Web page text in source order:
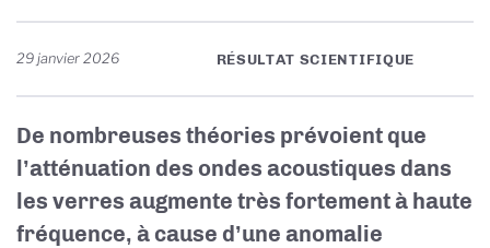
29 janvier 2026 RÉSULTAT SCIENTIFIQUE
De nombreuses théories prévoient que
l’atténuation des ondes acoustiques dans
les verres augmente très fortement à haute
fréquence, à cause d’une anomalie